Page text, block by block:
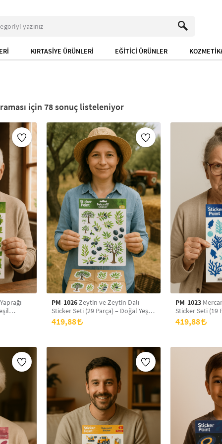
KIRTASİYE ÜRÜNLERİ EĞİTİCİ ÜRÜNLER
78sonuç listeleniyor
PM-1026Zeytin ve Zeytin Dalı
Sticker Seti (29 Parça) – Doğal Yeşil
Tonlarda Dekoratif Çıkartmalar
419,88
PM-1023
Sticker Seti (19
Tonlarda Deniz
Çıkartmalar
419,88